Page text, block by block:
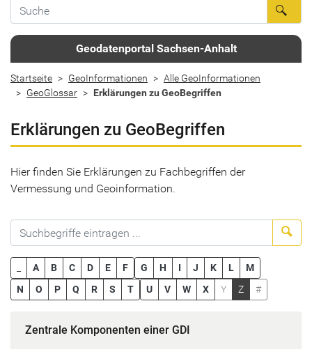
Geodatenportal Sachsen-Anhalt
Startseite GeoInformationen
Alle GeoInformationen
GeoGlossar
Erklärungen zu GeoBegriffen
Erklärungen zu GeoBegriffen
Hier finden Sie Erklärungen zu Fachbegriffen der
Vermessung und Geoinformation.
A B C D E F G H I J K L
M
N
O P Q R S T U V W X Y Z #
Zentrale Komponenten einer GDI